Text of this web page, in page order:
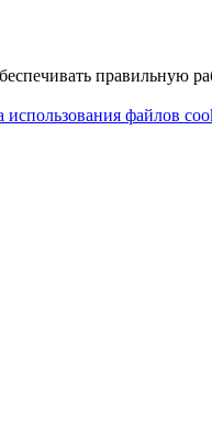
правильную
использования файлов